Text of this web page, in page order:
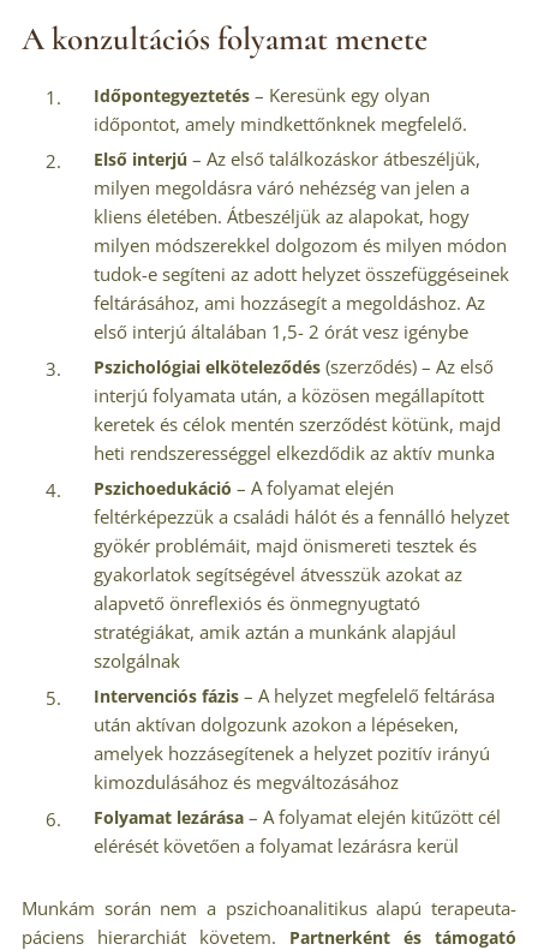
A konzultációs folyamat menete
Időpontegyeztetés – Keresünk egy olyan
időpontot, amely mindkettőnknek megfelelő.
Első interjú – Az első találkozáskor átbeszéljük,
milyen megoldásra váró nehézség van jelen a
kliens életében. Átbeszéljük az alapokat, hogy
milyen módszerekkel dolgozom és milyen módon
tudok-e segíteni az adott helyzet összefüggéseinek
feltárásához, ami hozzásegít a megoldáshoz. Az
első interjú általában 1,5- 2 órát vesz igénybe
Pszichológiai elköteleződés (szerződés) – Az első
interjú folyamata után, a közösen megállapított
keretek és célok mentén szerződést kötünk, majd
heti rendszerességgel elkezdődik az aktív munka
Pszichoedukáció – A folyamat elején
feltérképezzük a családi hálót és a fennálló helyzet
gyökér problémáit, majd önismereti tesztek és
gyakorlatok segítségével átvesszük azokat az
alapvető önreflexiós és önmegnyugtató
stratégiákat, amik aztán a munkánk alapjául
szolgálnak
Intervenciós fázis – A helyzet megfelelő feltárása
után aktívan dolgozunk azokon a lépéseken,
amelyek hozzásegítenek a helyzet pozitív irányú
kimozdulásához és megváltozásához
Folyamat lezárása – A folyamat elején kitűzött cél
elérését követően a folyamat lezárásra kerül
Munkám során nem a pszichoanalitikus alapú terapeuta-
páciens hierarchiát követem. Partnerként és támogató